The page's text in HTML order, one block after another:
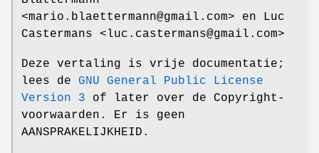
<mario.blaettermann@gmail.com> en Luc
Castermans <luc.castermans@gmail.com>
Deze vertaling is vrije documentatie;
lees de GNU General Public License
Version 3 of later over de Copyright-
voorwaarden. Er is geen
AANSPRAKELIJKHEID.